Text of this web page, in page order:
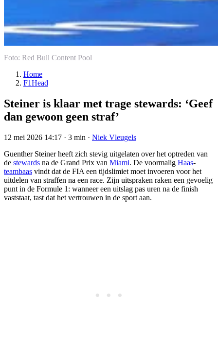
Foto: Red Bull Content Pool
Home
F1Head
Steiner is klaar met trage stewards: ‘Geef
dan gewoon geen straf’
12 mei 2026 14:17 · 3 min · Niek Vleugels
Guenther Steiner heeft zich stevig uitgelaten over het optreden van
de stewards na de Grand Prix van Miami. De voormalig Haas-
teambaas vindt dat de FIA een tijdslimiet moet invoeren voor het
uitdelen van straffen na een race. Zijn uitspraken raken een gevoelig
punt in de Formule 1: wanneer een uitslag pas uren na de finish
vaststaat, tast dat het vertrouwen in de sport aan.